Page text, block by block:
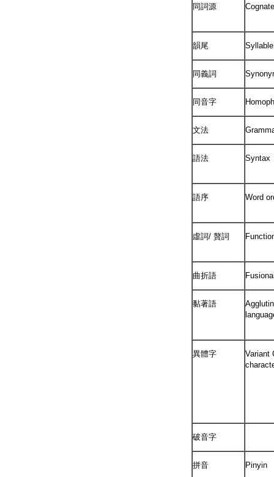
同詞源
韻尾
同義詞
同音字
文法
語法 Syntax
語序 Word
虛詞/ 贅詞
曲折語
黏著語
異體字
Variant
破音字
拼音 Pinyin